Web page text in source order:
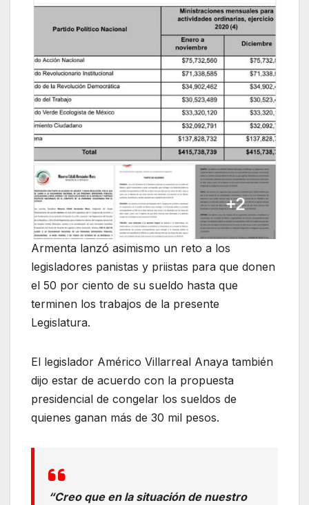
Armenta lanzó asimismo un reto a los
legisladores panistas y priistas para que donen
el 50 por ciento de su sueldo hasta que
terminen los trabajos de la presente
Legislatura.
El legislador Américo Villarreal Anaya también
dijo estar de acuerdo con la propuesta
presidencial de congelar los sueldos de
quienes ganan más de 30 mil pesos.
“Creo que en la situación de nuestro